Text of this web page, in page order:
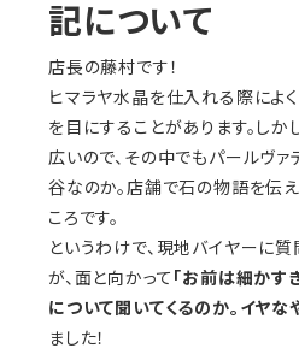
記について
店長の藤村です！
ヒマラヤ水晶を仕入れる際によ
を目にすることがあります。しか
広いので、その中でもパールヴァ
谷なのか。店舗で石の物語を伝
ころです。
というわけで、現地バイヤーに質
が、面と向かって 「お前は細かす
について聞いてくるのか。イヤな
ました！